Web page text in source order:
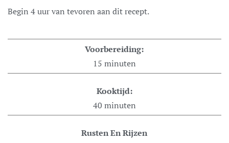
Begin 4 uur van tevoren aan dit recept.
Voorbereiding:
15 minuten
Kooktijd:
40 minuten
Rusten En Rijzen